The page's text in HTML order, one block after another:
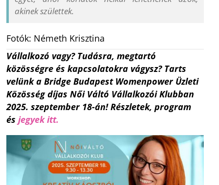
akinek születtek.
Fotók: Németh Krisztina
Vállalkozó vagy? Tudásra, megtartó
közösségre és kapcsolatokra vágysz? Tarts
velünk a Bridge Budapest Womenpower Üzleti
Közösség díjas Női Váltó Vállalkozói Klubban
2025. szeptember 18-án! Részletek, program
ésjegyek itt.